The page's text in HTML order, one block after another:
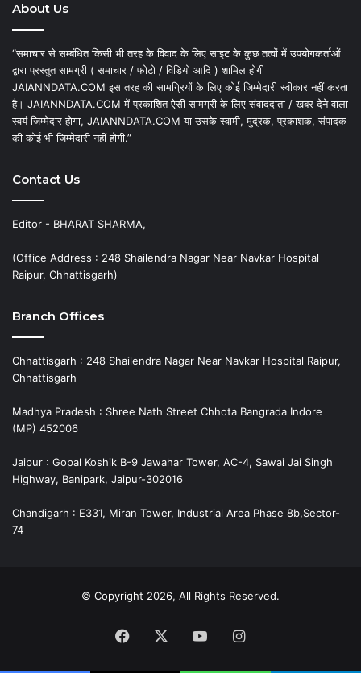
About Us
“समाचार से सम्बंधित किसी भी तरह के विवाद के लिए साइट के कुछ तत्वों में उपयोगकर्ताओं
द्वारा प्रस्तुत सामग्री ( समाचार / फोटो / विडियो आदि ) शामिल होगी
JAIANNDATA.COM इस तरह की सामग्रियों के लिए कोई जिम्मेदारी स्वीकार नहीं करता
है। JAIANNDATA.COM में प्रकाशित ऐसी सामग्री के लिए संवाददाता / खबर देने वाला
स्वयं जिम्मेदार होगा, JAIANNDATA.COM या उसके स्वामी, मुद्रक, प्रकाशक, संपादक
की कोई भी जिम्मेदारी नहीं होगी.”
Contact Us
Editor - BHARAT SHARMA,
(Office Address : 248 Shailendra Nagar Near Navkar Hospital
Raipur, Chhattisgarh)
Branch Offices
Chhattisgarh : 248 Shailendra Nagar Near Navkar Hospital Raipur,
Chhattisgarh
Madhya Pradesh : Shree Nath Street Chhota Bangrada Indore
(MP) 452006
Jaipur : Gopal Koshik B-9 Jawahar Tower, AC-4, Sawai Jai Singh
Highway, Banipark, Jaipur-302016
Chandigarh : E331, Miran Tower, Industrial Area Phase 8b,Sector-
74
© Copyright 2026, All Rights Reserved.
Facebook YouTubeInstagram